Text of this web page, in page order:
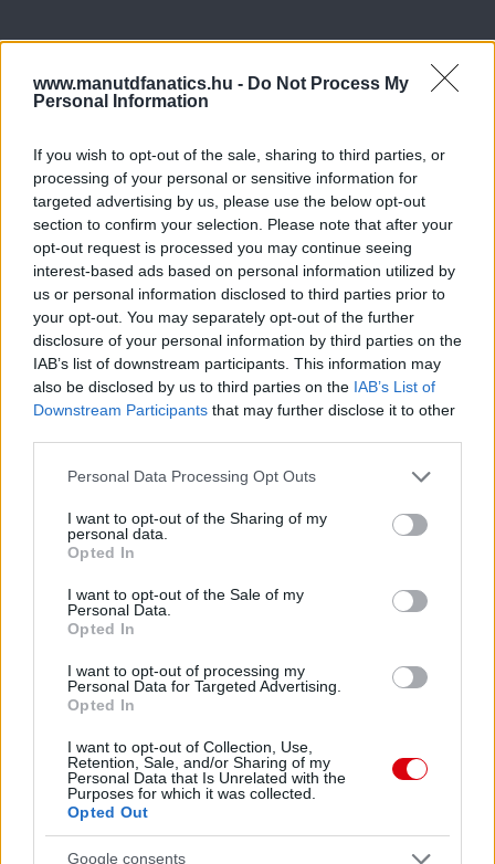
www.manutdfanatics.hu - Do Not Process My
Personal Information
If you wish to opt-out of the sale, sharing to third parties, or
processing of your personal or sensitive information for
targeted advertising by us, please use the below opt-out
section to confirm your selection. Please note that after your
opt-out request is processed you may continue seeing
interest-based ads based on personal information utilized by
us or personal information disclosed to third parties prior to
your opt-out. You may separately opt-out of the further
disclosure of your personal information by third parties on the
IAB’s list of downstream participants. This information may
also be disclosed by us to third parties on the IAB’s List of
Downstream Participants that may further disclose it to other
Please note that this website/app uses one or more Google
not limited to your visit or usage behaviour. You may click to
grant or deny consent to Google and its third-party tags to
use your data for below specified purposes in below Google
consent section.
Personal Data Processing Opt Outs
I want to opt-out of the Sharing of my
personal data.
Opted In
I want to opt-out of the Sale of my
Personal Data.
Opted In
I want to opt-out of processing my
Personal Data for Targeted Advertising.
Opted In
I want to opt-out of Collection, Use,
Retention, Sale, and/or Sharing of my
Personal Data that Is Unrelated with the
Purposes for which it was collected.
Opted Out
Google consents
Meccs Center
Paris Saint-Germain
Manchester United
Felkészülési szezon 4. mérkőzés
Nya Ullevi, Göteborg
2 nap 15 óra 37 perc 12 másodperc